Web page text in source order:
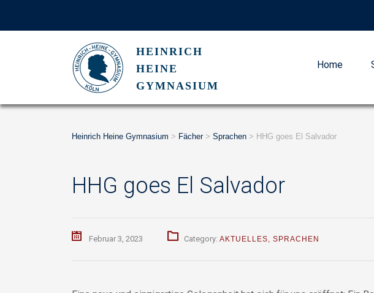
HEINRICH
HEINE
GYMNASIUM
Home
Heinrich Heine Gymnasium > Fächer> Sprachen > HHG goes El Salvador
HHG goes El Salvador
Februar 3, 2023 Category: AKTUELLES, SPRACHEN